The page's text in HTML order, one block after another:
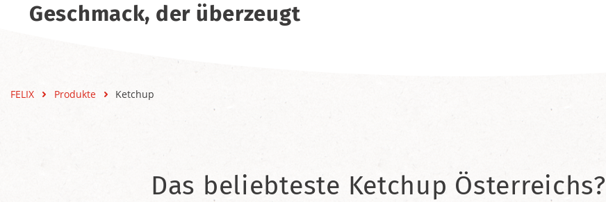
Geschmack, der überzeugt
FELIX Produkte Ketchup
Das beliebteste Ketchup Österreichs?